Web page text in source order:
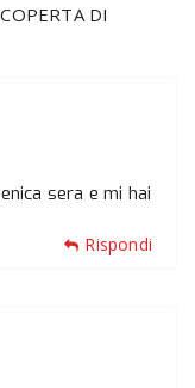
DI
sera e mi hai
Rispondi